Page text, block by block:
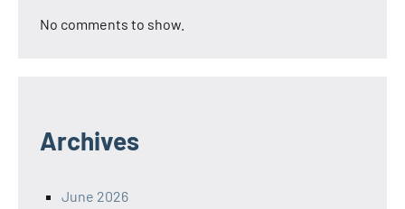
No comments to show.
Archives
June 2026